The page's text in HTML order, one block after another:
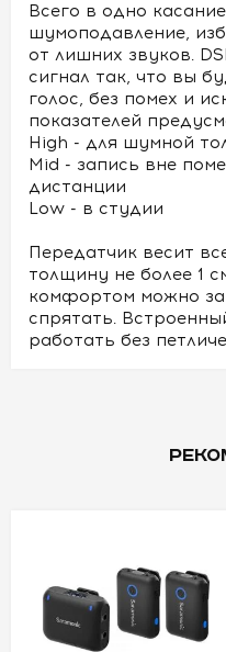
Всего в одно
шумоподавление,
от лишних звуков.
сигнал так, что вы
голос, без помех и
показателей
High - для шумной
Mid - запись вне
дистанции
Low - в студии
Передатчик весит
толщину не более 1
комфортом можно
спрятать.
работать без